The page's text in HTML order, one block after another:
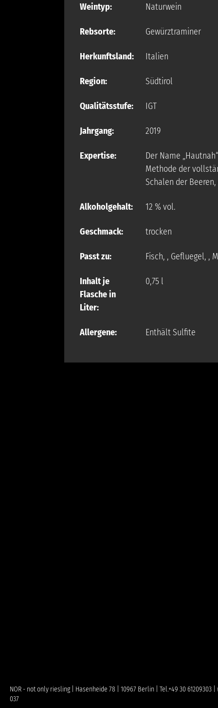
Weintyp: Naturwein
Rebsorte: Gewürztraminer
Herkunftsland: Italien
Region: Südtirol
Qualitätsstufe: IGT
Jahrgang: 2019
Expertise:
Der Name
Methode der
Schalen der
Alkoholgehalt: 12 % vol.
Geschmack: trocken
Passt zu: Fisch, , Gefluegel, ,
Inhalt je
Flasche in
Liter:
0,75 l
Allergene: Enthält Sulfite
NOR - not only riesling | Hasenheide 78 | 10967 Berlin | Tel.+49 30 61209303
037